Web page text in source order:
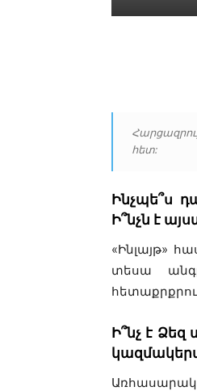
հետ:
Ինչպե՞ս
Ի՞նչն է
«Ինլայթ»
տեսա
Ի՞նչ է
Առհասարակ